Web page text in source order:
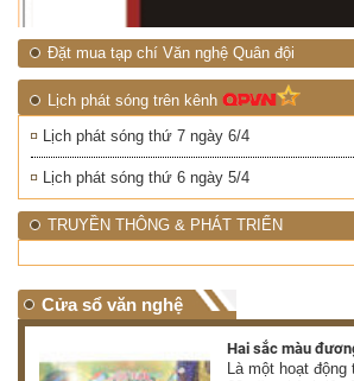
Đặt mua tạp chí Văn nghệ Quân đội
Lịch phát sóng trên kênh
Lịch phát sóng thứ 7 ngày 6/4
Lịch phát sóng thứ 6 ngày 5/4
TRUYỀN THÔNG & PHÁT TRIỂN
Cửa sổ văn nghệ
Hai sắc màu
Là một hoạt động